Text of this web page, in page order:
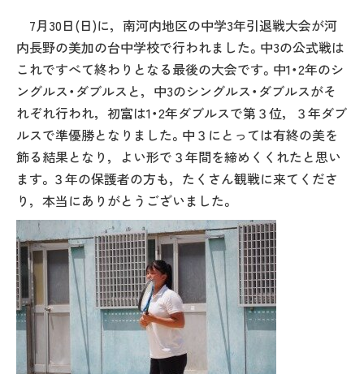
7月30日(日)に，南河内地区の中学3年引退戦大会が河
内長野の美加の台中学校で行われました。中3の公式戦は
これですべて終わりとなる最後の大会です。中1・2年のシ
ングルス・ダブルスと，中3のシングルス・ダブルスがそ
れぞれ行われ，初富は1・2年ダブルスで第３位，３年ダブ
ルスで準優勝となりました。中３にとっては有終の美を
飾る結果となり，よい形で３年間を締めくくれたと思い
ます。３年の保護者の方も，たくさん観戦に来てくださ
り，本当にありがとうございました。